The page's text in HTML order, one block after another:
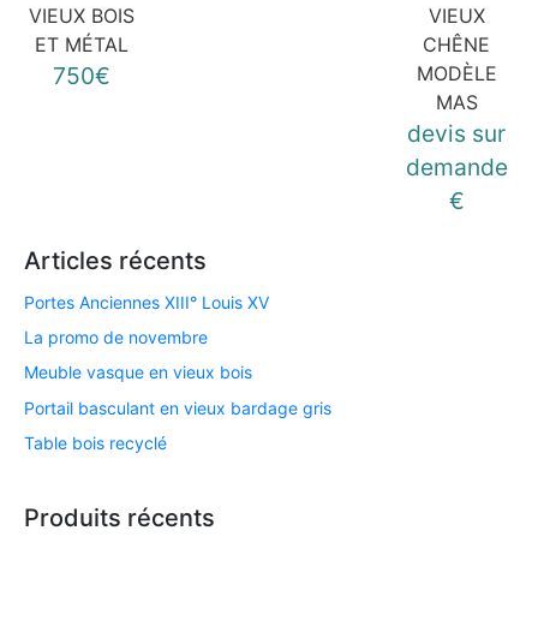
VIEUX BOIS
ET MÉTAL
750€
VIEUX
CHÊNE
MODÈLE
MAS
devis sur
demande
€
Articles récents
Portes Anciennes XIII° Louis XV
La promo de novembre
Meuble vasque en vieux bois
Portail basculant en vieux bardage gris
Table bois recyclé
Produits récents